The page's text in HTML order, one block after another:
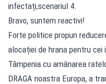
infectați,scenariul 4.
Bravo, suntem reactivi!
Forte politice propun
alocației de hrana pentru cei
Tâmpenia cu amânarea
DRAGA noastra Europa, a